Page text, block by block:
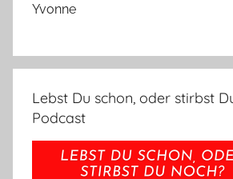
Yvonne
Lebst Du schon, oder stirbst
Podcast